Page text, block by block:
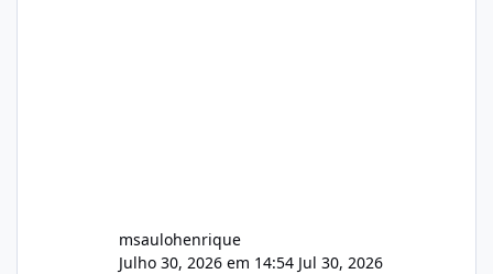
msaulohenrique
Julho 30, 2026 em 14:54 Jul 30, 2026